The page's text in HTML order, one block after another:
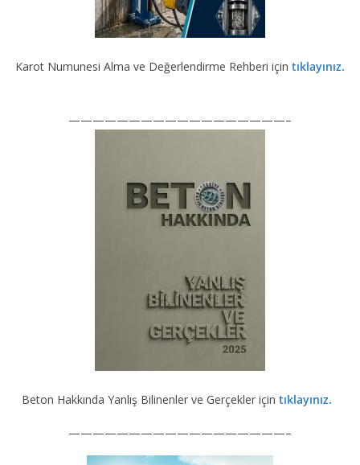
Karot Numunesi Alma ve Değerlendirme Rehberi için tıklayınız.
——————————————————–
Beton Hakkında Yanlış Bilinenler ve Gerçekler için tıklayınız.
——————————————————–